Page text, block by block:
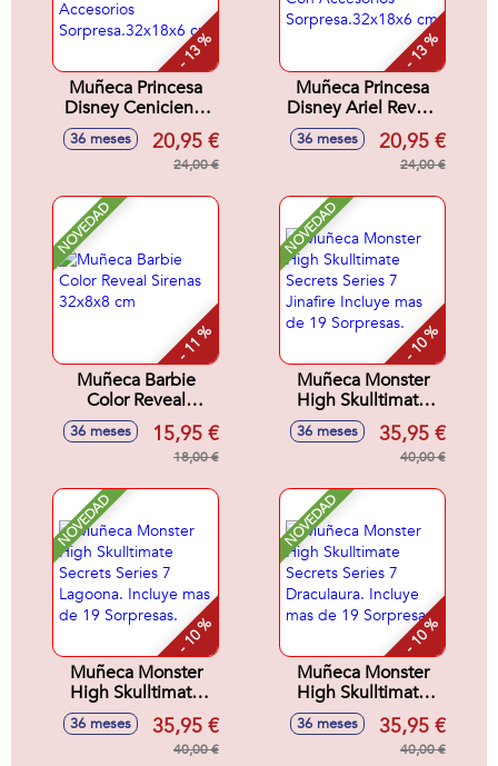
- 13 %
Muñeca Princesa
Disney Cenicienta
Reveal Con
Accesorios
Sorpresa.32x18x6
36 meses 20,95 €
24,00 €
- 13 %
Muñeca Princesa
Disney Ariel Reveal
Con Accesorios
Sorpresa.32x18x6
36 meses 20,95 €
24,00 €
NOVEDAD
- 11 %
Muñeca Barbie
Color Reveal
Sirenas 32x8x8 cm
36 meses 15,95 €
18,00 €
NOVEDAD
- 10 %
Muñeca Monster
High Skulltimate
Secrets Series 7
Jinafire Incluye mas
de 19 Sorpresas.
36 meses 35,95 €
40,00 €
NOVEDAD
- 10 %
Muñeca Monster
High Skulltimate
Secrets Series 7
Lagoona. Incluye
mas de 19
36 meses 35,95 €
40,00 €
NOVEDAD
- 10 %
Muñeca Monster
High Skulltimate
Secrets Series 7
Draculaura. Incluye
mas de 19
36 meses 35,95 €
40,00 €